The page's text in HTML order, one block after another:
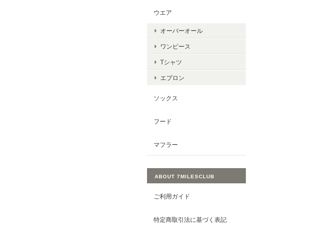
ウエア
オーバーオール
ワンピース
Tシャツ
エプロン
ソックス
フード
マフラー
ABOUT 7MILESCLUB
ご利用ガイド
特定商取引法に基づく表記